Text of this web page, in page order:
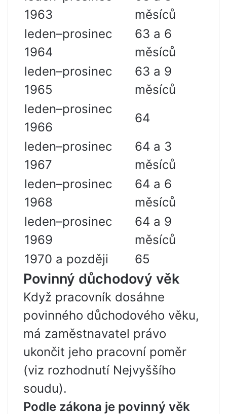
1963
měsíců
leden–prosinec
1964
63 a 6
měsíců
leden–prosinec
1965
63 a 9
měsíců
leden–prosinec
1966
64
leden–prosinec
1967
64 a 3
měsíců
leden–prosinec
1968
64 a 6
měsíců
leden–prosinec
1969
64 a 9
měsíců
1970 a později
65
Povinný důchodový věk
Když pracovník dosáhne
povinného důchodového věku,
má zaměstnavatel právo
ukončit jeho pracovní poměr
(viz rozhodnutí Nejvyššího
soudu).
Podle zákona je povinný věk